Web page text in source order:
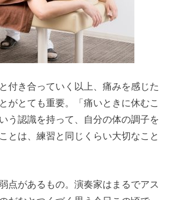
付き合っていく以上、痛みを感じた
がとても重要。「痛いときに休むこ
う認識を持って、自分の体の調子を
とは、練習と同じくらい大切なこと
点があるもの。演奏家はまるでアス